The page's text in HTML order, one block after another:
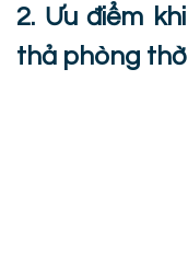
2. Ưu điểm
thả phòng thờ